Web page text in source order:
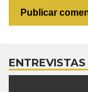
ENTREVISTAS